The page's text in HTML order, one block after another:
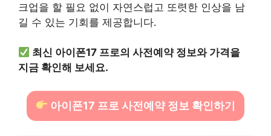
크업을 할 필요 없이 자연스럽고 또렷한 인상을 남
길 수 있는 기회를 제공합니다.
최신 아이폰17 프로의 사전예약 정보와 가격을
지금 확인해 보세요.
아이폰17 프로 사전예약 정보 확인하기